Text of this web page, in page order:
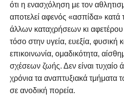
ότι η ενασχόληση με τον
αποτελεί αφενός «ασπίδα» κατά
άλλων καταχρήσεων κι αφετέρου
τόσο στην υγεία, ευεξία, φυσική
επικοινωνία, ομαδικότητα,
σχέσεων ζωής. Δεν είναι τυχαίο
χρόνια τα αναπτυξιακά τμήματα
σε ανοδική πορεία.